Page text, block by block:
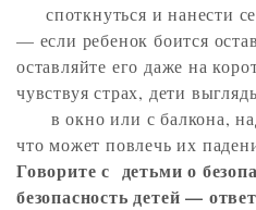
споткнуться и нанести
— если ребенок боится
оставляйте его даже на
чувствуя страх, дети
в окно или с балкона,
что может повлечь их
Говорите с детьми о
безопасность детей —